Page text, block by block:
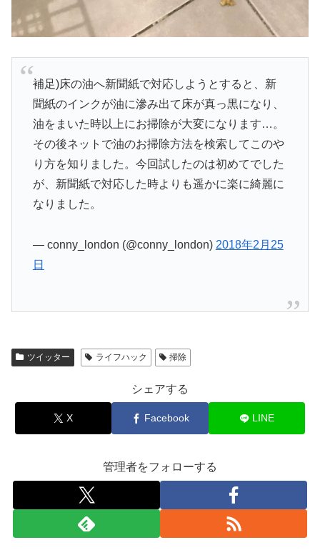
補足)床の油へ新聞紙で対応しようとすると、新
聞紙のインクが油に滲み出て床が真っ黒になり、
油をまいた時以上にお掃除が大変になります…。
その後ネットで油のお掃除方法を検索してこのや
り方を知りました。今回試したのは初めてでした
が、新聞紙で対応した時よりも遥かに楽に綺麗に
なりました。
— conny_london (@conny_london) 2018年2月25
日
ツイッター ライフハック 掃除
シェアする
X Facebook LINE
管理者をフォローする